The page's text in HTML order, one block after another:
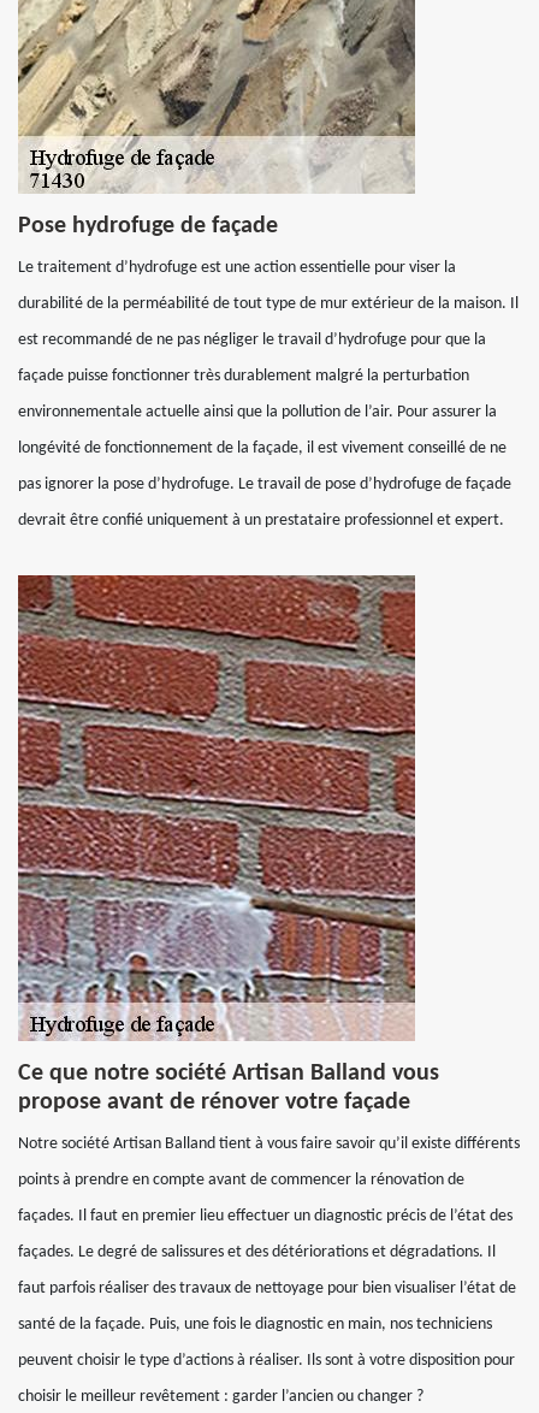
Pose hydrofuge de façade
Le traitement d’hydrofuge est une action essentielle pour viser la
durabilité de la perméabilité de tout type de mur extérieur de la maison. Il
est recommandé de ne pas négliger le travail d’hydrofuge pour que la
façade puisse fonctionner très durablement malgré la perturbation
environnementale actuelle ainsi que la pollution de l’air. Pour assurer la
longévité de fonctionnement de la façade, il est vivement conseillé de ne
pas ignorer la pose d’hydrofuge. Le travail de pose d’hydrofuge de façade
devrait être confié uniquement à un prestataire professionnel et expert.
Ce que notre société Artisan Balland vous
propose avant de rénover votre façade
Notre société Artisan Balland tient à vous faire savoir qu’il existe différents
points à prendre en compte avant de commencer la rénovation de
façades. Il faut en premier lieu effectuer un diagnostic précis de l’état des
façades. Le degré de salissures et des détériorations et dégradations. Il
faut parfois réaliser des travaux de nettoyage pour bien visualiser l’état de
santé de la façade. Puis, une fois le diagnostic en main, nos techniciens
peuvent choisir le type d’actions à réaliser. Ils sont à votre disposition pour
choisir le meilleur revêtement : garder l’ancien ou changer ?